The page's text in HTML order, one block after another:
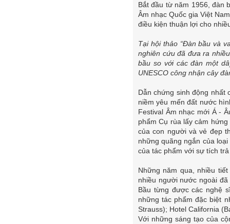
Bắt đầu từ năm 1956, đàn
Âm nhạc Quốc gia Việt
điều kiện thuận lợi cho
Tại hội thảo “Đàn bầu và
nghiên cứu đã đưa ra
bầu so với các đàn một
UNESCO công nhận cây
Dẫn chứng sinh động nhất
niềm yêu mến đất nước
Festival Âm nhạc mới Á -
phẩm Cụ rùa lấy cảm
của con người và vẻ đẹp
những quãng ngắn của
của tác phẩm với sự tích
Những năm qua, nhiều
nhiều người nước ngoài
Bầu từng được các nghệ
những tác phẩm đặc biệt
Strauss); Hotel California
Với những sáng tạo của